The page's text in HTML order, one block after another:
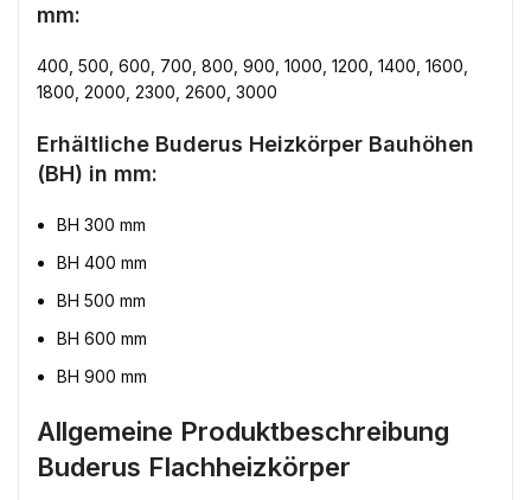
mm:
400, 500, 600, 700, 800, 900, 1000, 1200, 1400, 1600,
1800, 2000, 2300, 2600, 3000
Erhältliche Buderus Heizkörper Bauhöhen
(BH) in mm:
BH 300 mm
BH 400 mm
BH 500 mm
BH 600 mm
BH 900 mm
Allgemeine Produktbeschreibung
Buderus Flachheizkörper